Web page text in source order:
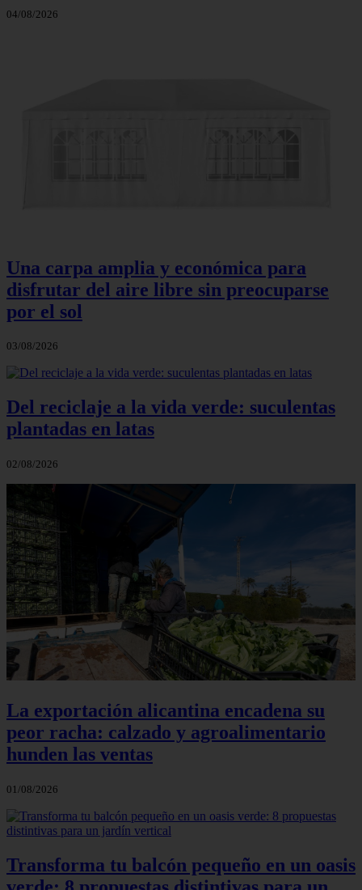
04/08/2026
Una carpa amplia y económica para
disfrutar del aire libre sin preocuparse
por el sol
03/08/2026
Del reciclaje a la vida verde: suculentas
plantadas en latas
02/08/2026
La exportación alicantina encadena su
peor racha: calzado y agroalimentario
hunden las ventas
01/08/2026
Transforma tu balcón pequeño en un oasis